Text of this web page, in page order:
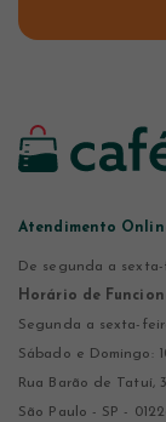
Atendimento
De segunda a sexta-
Horário de
Segunda a sexta-
Sábado e Domingo:
Rua Barão de Tatuí,
São Paulo - SP -